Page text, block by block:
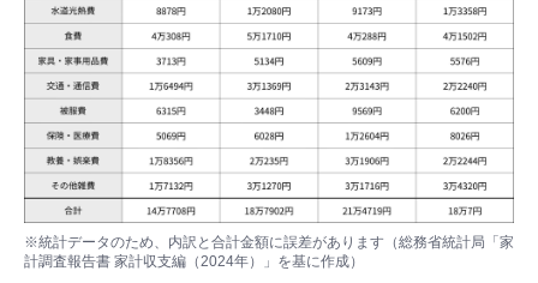
※統計データのため、内訳と合計金額に誤差があります（総務省統計局「家
計調査報告書 家計収支編（2024年）」を基に作成）